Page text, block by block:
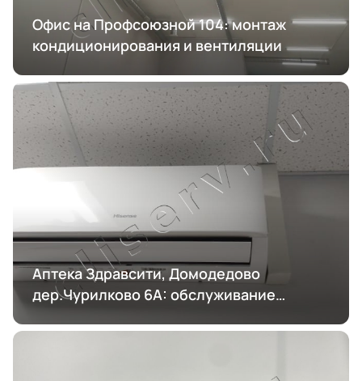
Офис на Профсоюзной 104: монтаж
кондиционирования и вентиляции
Аптека Здравсити, Домодедово
дер.Чурилково 6А: обслуживание